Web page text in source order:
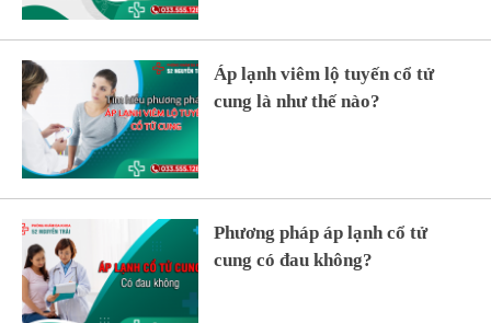
Áp lạnh viêm lộ tuyến cổ tử
cung là như thế nào?
Phương pháp áp lạnh cổ tử
cung có đau không?